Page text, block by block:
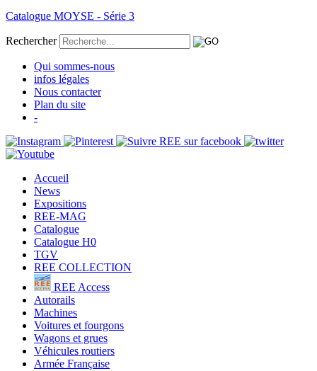
Catalogue MOYSE - Série 3
Rechercher
Qui sommes-nous
infos légales
Nous contacter
Plan du site
-
Accueil
News
Expositions
REE-MAG
Catalogue
Catalogue H0
TGV
REE COLLECTION
REE Access
Autorails
Machines
Voitures et fourgons
Wagons et grues
Véhicules routiers
Armée Française